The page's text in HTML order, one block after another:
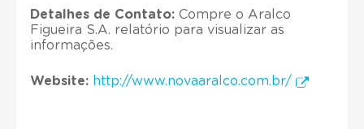
Detalhes de Contato: Compre o Aralco
Figueira S.A. relatório para visualizar as
informações.
Website: http://www.novaaralco.com.br/